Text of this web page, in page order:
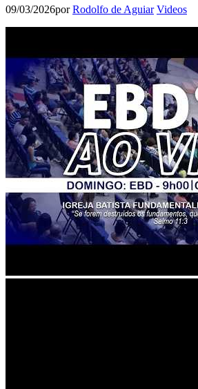
09/03/2026porRodolfo de Aguiar Videos